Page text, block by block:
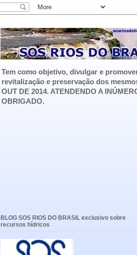
Tem como objetivo, divulgar e
revitalização e preservação dos
OUT DE 2014. ATENDENDO A
OBRIGADO.
BLOG SOS RIOS DO BRASIL exclusivo sobre
recursos hídricos